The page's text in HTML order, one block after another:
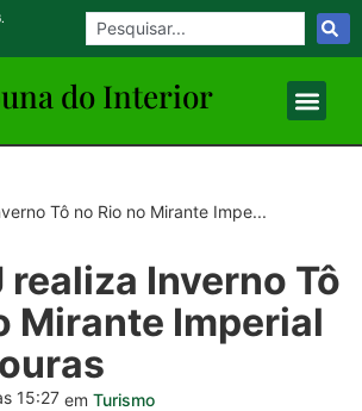
do Interior
Tô no Rio no Mirante Impe...
realiza Inverno Tô
Mirante Imperial
15:27 em Turismo